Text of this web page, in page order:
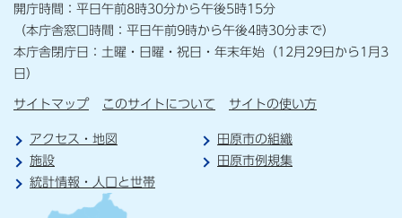
開庁時間：平日午前8時30分から午後5時15分
（本庁舎窓口時間：平日午前9時から午後4時30分まで）
本庁舎閉庁日：土曜・日曜・祝日・年末年始（12月29日から1月3
日）
サイトマップ このサイトについて サイトの使い方
アクセス・地図
田原市の組織
施設
田原市例規集
統計情報・人口と世帯